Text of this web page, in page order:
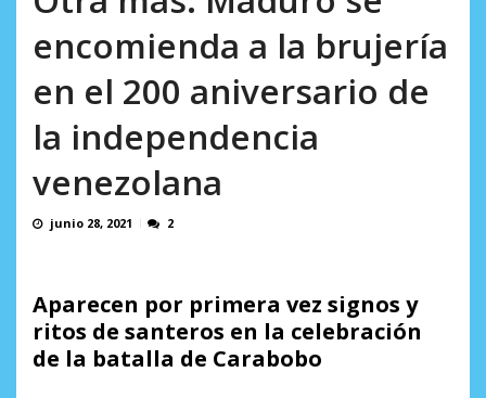
encomienda a la brujería
en el 200 aniversario de
la independencia
venezolana
junio 28, 2021 2
Aparecen por primera vez signos y
ritos de santeros en la celebración
de la batalla de Carabobo